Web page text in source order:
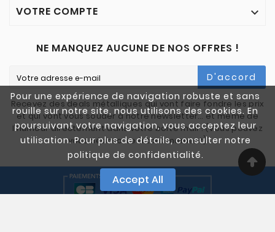
Pour une expérience de navigation robuste et sans
rouille sur notre site, nous utilisons des cookies. En
poursuivant votre navigation, vous acceptez leur
utilisation. Pour plus de détails, consulter notre
politique de confidentialité.
Accept All
VOTRE COMPTE 
NE MANQUEZ AUCUNE DE NOS OFFRES !
D'accord
Recevez des deals métalliques qui vont faire fondre les prix
et qui vont vous souder à notre newsletter… et même de
l'humour directement dans votre boîte mail ! (Vous pouvez
vous désinscrire à tout moment)